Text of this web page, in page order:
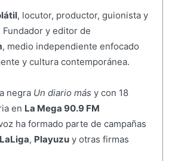
, locutor, productor, guionista y
y editor de
, medio independiente enfocado
y cultura contemporánea.
negra Un diario más y con 18
en La Mega 90.9 FM
ha formado parte de campañas
LaLiga, Playuzuy otras firmas